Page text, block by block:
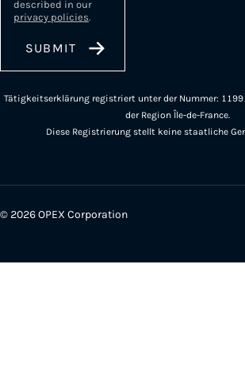
described in our
privacy policies.
Tätigkeitserklärung registriert unter der Nummer:
der Region Île-de-France.
Diese Registrierung stellt keine staatliche
© 2026 OPEX Corporation